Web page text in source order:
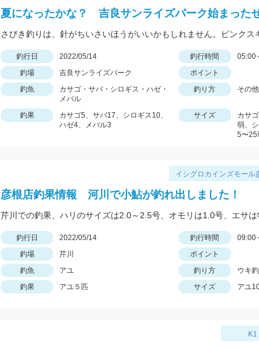
夏になったかな？ 吉良サンライズパーク始まった
釣行日 2022/05/14 釣行時間
05:00
釣場
吉良サンライズパーク
ポイント
釣魚
カサゴ・サバ・シロギス・ハゼ・
メバル
釣り方 その他
釣果
カサゴ5、サバ17、シロギス10、
ハゼ4、メバル3
サイズ
カサ
弱、
5〜25
イシグロカインズモール
彦根店釣果情報 河川で小鮎が釣れ出しました！
釣行日 2022/05/14 釣行時間
09:00
釣場
芹川
ポイント
釣魚
アユ 釣り方
ウキ
釣果
アユ５匹 サイズ アユ
K1